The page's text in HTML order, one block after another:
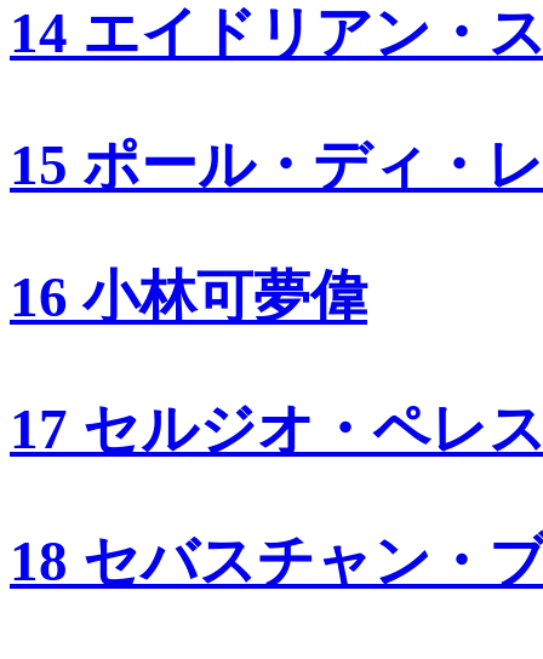
14 エイドリアン・
15 ポール・ディ・
16 小林可夢偉
17 セルジオ・ペレ
18 セバスチャン・